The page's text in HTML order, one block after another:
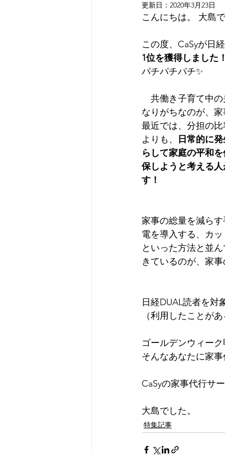
更新日： 2020年3月23日
こんにちは。 大島
この度、CaSyが日
1位を獲得しました
パチパチパチ✨
共働き子育て中の
なりがちなのが、
最近では、分担の
よりも、
日常的に
らして家庭の平和
保しようと考える
す！
家事の総量を減ら
電を導入する、カ
といった方法と並
きているのが、家
日経DUAL読者を対
（利用したことが
ゴールデンウィー
そんなあなたに家
CaSyの家事代行サ
大島でした。
特集記事